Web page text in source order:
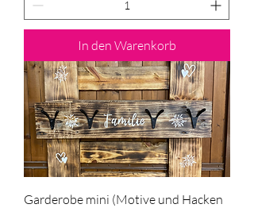
In den Warenkorb
Garderobe mini (Motive und Hacken